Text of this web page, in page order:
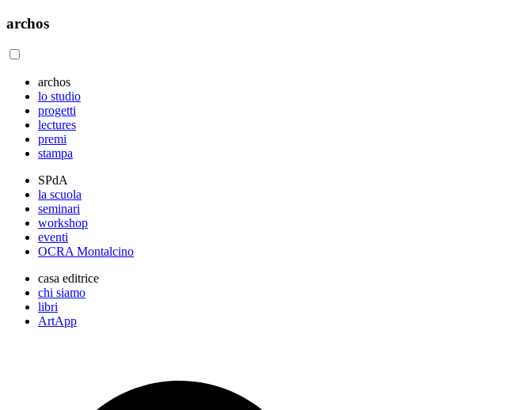
archos
archos
lo studio
progetti
lectures
premi
stampa
SPdA
la scuola
seminari
workshop
eventi
OCRA Montalcino
casa editrice
chi siamo
libri
ArtApp